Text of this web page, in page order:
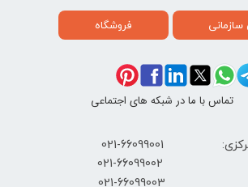
فروشگاه
66099001-021
​021-66099002
تماس با ما در شبکه های اجتماعی